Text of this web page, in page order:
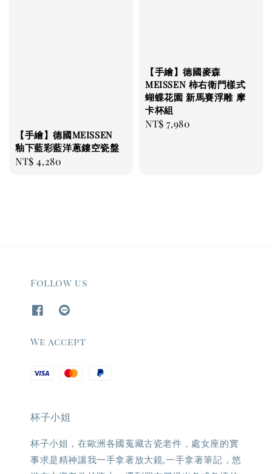
【手繪】德國MEISSEN
釉下藍彩藍洋蔥鏤空瓷盤
Regular
NT$ 4,280
【手繪】德國麥森
MEISSEN 柿右衛門樣式
蝴蝶花園 新馬賽浮雕 摩
卡杯組
Regular
NT$ 7,980
Follow us
We accept
杯子小姐
杯子小姐，在歐洲各國蒐藏古瓷老件，處女座的實
事求是精神讓我一手拿著放大鏡,一手拿著筆記，悠